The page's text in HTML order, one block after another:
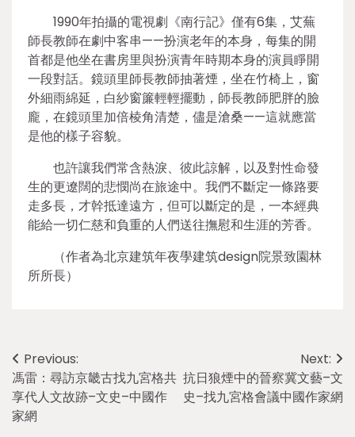
1990年拍攝的電視劇《南行記》僅有6集，艾蕪
師長教師在劇中客串——扮演老年的本身，每集的開
首都是他坐在書房里與扮演青年時期本身的演員睜開
一段對話。鏡頭里師長教師抽著煙，坐在竹椅上，窗
外細雨綿延，白紗窗簾輕輕擺動，師長教師肥胖的臉
龐，在鏡頭里加倍棱角清楚，儘是滄桑——這就應當
是他的樣子容貌。
也許讓我們常含熱淚、彼此諒解，以及對性命發
生的更遼闊的悲憫尚在旅途中。我們不斷定一條路要
走多長，才幹抵達遠方，但可以斷定的是，一本經典
能給一切仁慈和負重的人們送往撫慰和生涯的芳香。
（作者為北京建筑年夜學建筑design院景致園林
所所長）
Post
navigation
Previous:
馮雷：尋訪京畿古找九宮格共
享代人文故跡–文史–中國作
家網
Next:
抗日狼煙中的晉察冀文藝–文
史–找九宮格會議中國作家網